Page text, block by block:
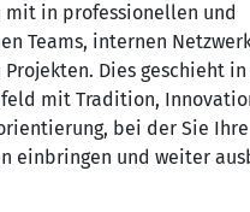
mit in professionellen und
Teams, internen
Dies geschieht
mit Tradition,
bei der Sie Ihre
einbringen und weiter